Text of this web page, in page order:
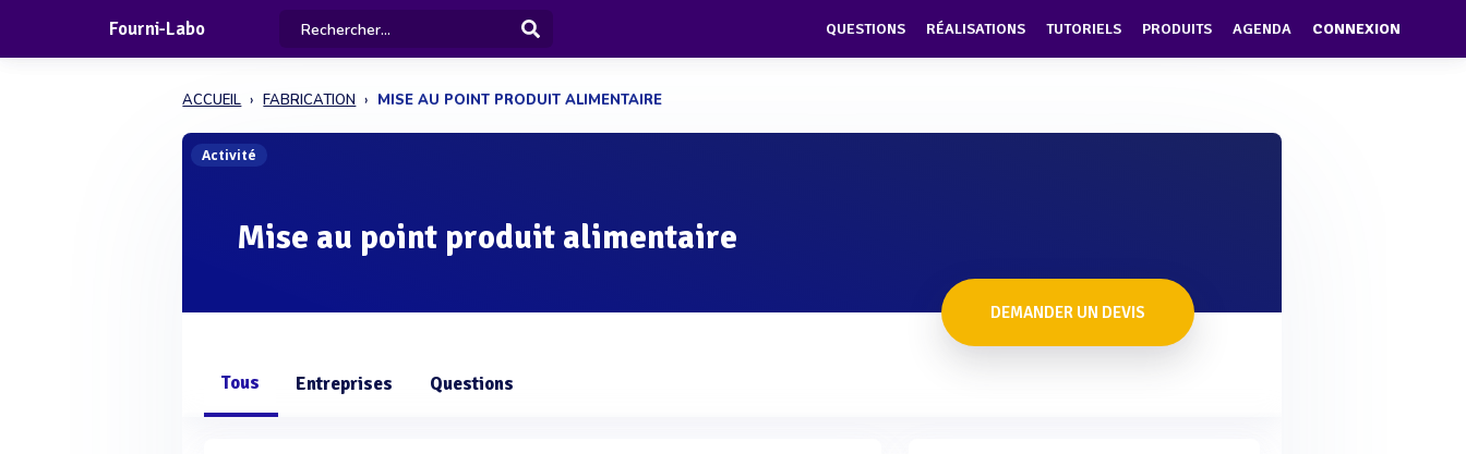
Fourni-Labo QUESTIONS RÉALISATIONS TUTORIELS PRODUITS AGENDA CONNEXION
ACCUEIL FABRICATION MISE AU POINT PRODUIT ALIMENTAIRE
Activité
Mise au point produit alimentaire
DEMANDER UN DEVIS
Tous Entreprises Questions